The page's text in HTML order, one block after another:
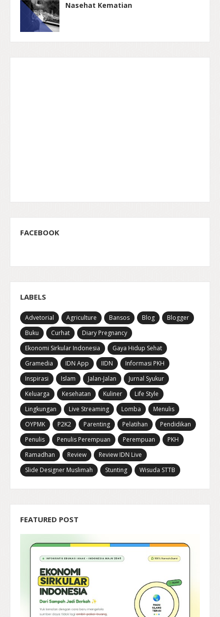
Nasehat Kematian
FACEBOOK
LABELS
Advetorial Agriculture Bansos Blog
Blogger
Buku
Curhat
Diary Pregnancy
Ekonomi Sirkular Indonesia
Gaya Hidup Sehat
Gramedia
IDN App IIDN
Informasi PKH
Inspirasi
Islam Jalan-Jalan
Jurnal Syukur
Keluarga
Kesehatan Kuliner
Life Style
Lingkungan
Live Streaming Lomba
Menulis
OYPMK
P2K2 Parenting Pelatihan
Pendidikan
Penulis
Penulis Perempuan Perempuan
PKH
Ramadhan
Review
Review IDN Live
Slide Designer Muslimah
Stunting Wisuda STTB
FEATURED POST